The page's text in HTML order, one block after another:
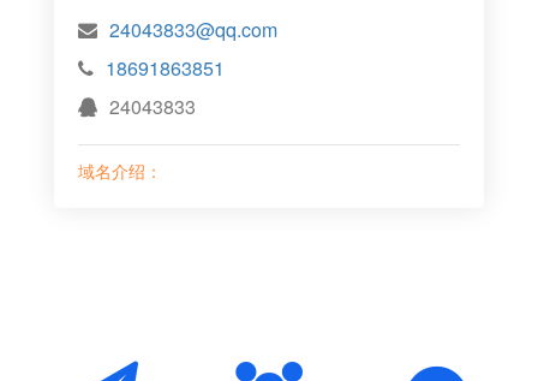
24043833@qq.com
18691863851
24043833
域名介绍：